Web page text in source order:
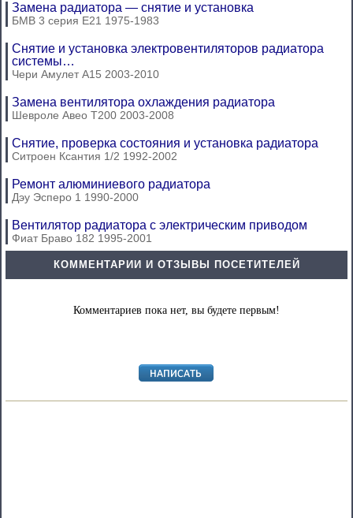
Замена радиатора — снятие и установка
БМВ 3 серия Е21 1975-1983
Снятие и установка электровентиляторов радиатора
системы…
Чери Амулет А15 2003-2010
Замена вентилятора охлаждения радиатора
Шевроле Авео Т200 2003-2008
Снятие, проверка состояния и установка радиатора
Ситроен Ксантия 1/2 1992-2002
Ремонт алюминиевого радиатора
Дэу Эсперо 1 1990-2000
Вентилятор радиатора с электрическим приводом
Фиат Браво 182 1995-2001
КОММЕНТАРИИ И ОТЗЫВЫ ПОСЕТИТЕЛЕЙ
Комментариев пока нет, вы будете первым!